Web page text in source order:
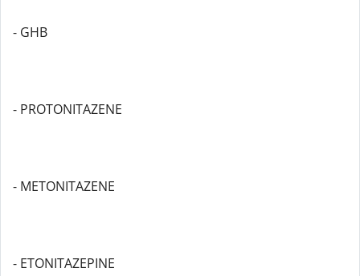
- GHB
- PROTONITAZENE
- METONITAZENE
- ETONITAZEPINE